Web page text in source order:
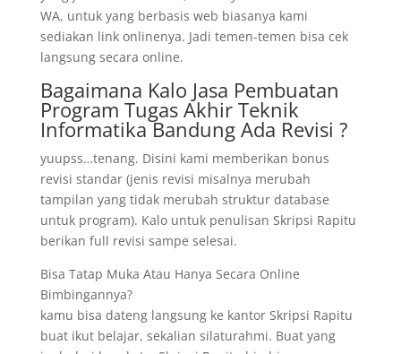
WA, untuk yang berbasis web biasanya kami
sediakan link onlinenya. Jadi temen-temen bisa cek
langsung secara online.
Bagaimana Kalo Jasa Pembuatan
Program Tugas Akhir Teknik
Informatika Bandung Ada Revisi ?
yuupss…tenang. Disini kami memberikan bonus
revisi standar (jenis revisi misalnya merubah
tampilan yang tidak merubah struktur database
untuk program). Kalo untuk penulisan Skripsi Rapitu
berikan full revisi sampe selesai.
Bisa Tatap Muka Atau Hanya Secara Online
Bimbingannya?
kamu bisa dateng langsung ke kantor Skripsi Rapitu
buat ikut belajar, sekalian silaturahmi. Buat yang